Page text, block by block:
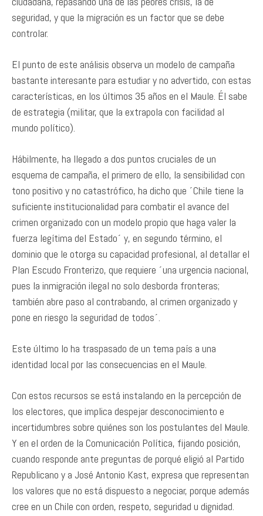
seguridad, y que la migración es un factor que se debe
controlar.
El punto de este análisis observa un modelo de campaña
bastante interesante para estudiar y no advertido, con estas
características, en los últimos 35 años en el Maule. Él sabe
de estrategia (militar, que la extrapola con facilidad al
mundo político).
Hábilmente, ha llegado a dos puntos cruciales de un
esquema de campaña, el primero de ello, la sensibilidad con
tono positivo y no catastrófico, ha dicho que ´Chile tiene la
suficiente institucionalidad para combatir el avance del
crimen organizado con un modelo propio que haga valer la
fuerza legítima del Estado´ y, en segundo término, el
dominio que le otorga su capacidad profesional, al detallar el
Plan Escudo Fronterizo, que requiere ´una urgencia nacional,
pues la inmigración ilegal no solo desborda fronteras;
también abre paso al contrabando, al crimen organizado y
pone en riesgo la seguridad de todos´.
Este último lo ha traspasado de un tema país a una
identidad local por las consecuencias en el Maule.
Con estos recursos se está instalando en la percepción de
los electores, que implica despejar desconocimiento e
incertidumbres sobre quiénes son los postulantes del Maule.
Y en el orden de la Comunicación Política, fijando posición,
cuando responde ante preguntas de porqué eligió al Partido
Republicano y a José Antonio Kast, expresa que representan
los valores que no está dispuesto a negociar, porque además
cree en un Chile con orden, respeto, seguridad u dignidad.